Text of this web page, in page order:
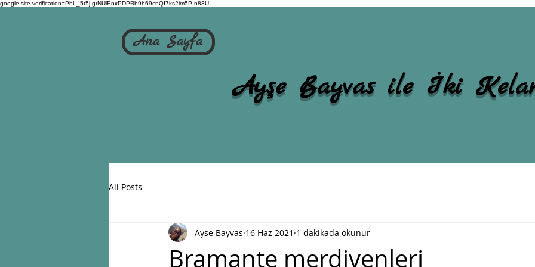
google-site-verification=PbL_5t5j-grNUlEnxPDPRb9h69cnQI7ks2lm5P-n88U
Ana Sayfa
Ayşe Bayvas ile İki
All Posts
Bramante merdivenleri
Ayse Bayvas 16 Haz 2021 1 dakikada okunur